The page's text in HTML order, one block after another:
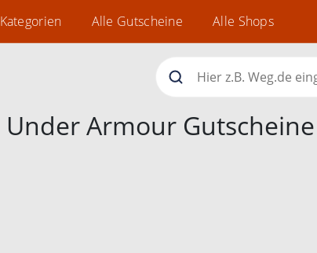
Kategorien Alle Gutscheine Alle Shops
Under Armour Gutscheine